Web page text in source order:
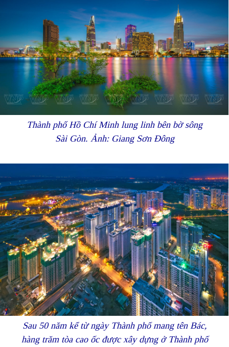
Thành phố Hồ Chí Minh lung linh bên bờ sông
Sài Gòn. Ảnh: Giang Sơn Đông
Sau 50 năm kể từ ngày Thành phố mang tên Bác,
hàng trăm tòa cao ốc được xây dựng ở Thành phố